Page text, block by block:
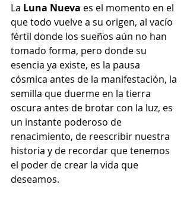
La Luna Nueva es el momento en el
que todo vuelve a su origen, al vacío
fértil donde los sueños aún no han
tomado forma, pero donde su
esencia ya existe, es la pausa
cósmica antes de la manifestación, la
semilla que duerme en la tierra
oscura antes de brotar con la luz, es
un instante poderoso de
renacimiento, de reescribir nuestra
historia y de recordar que tenemos
el poder de crear la vida que
deseamos.